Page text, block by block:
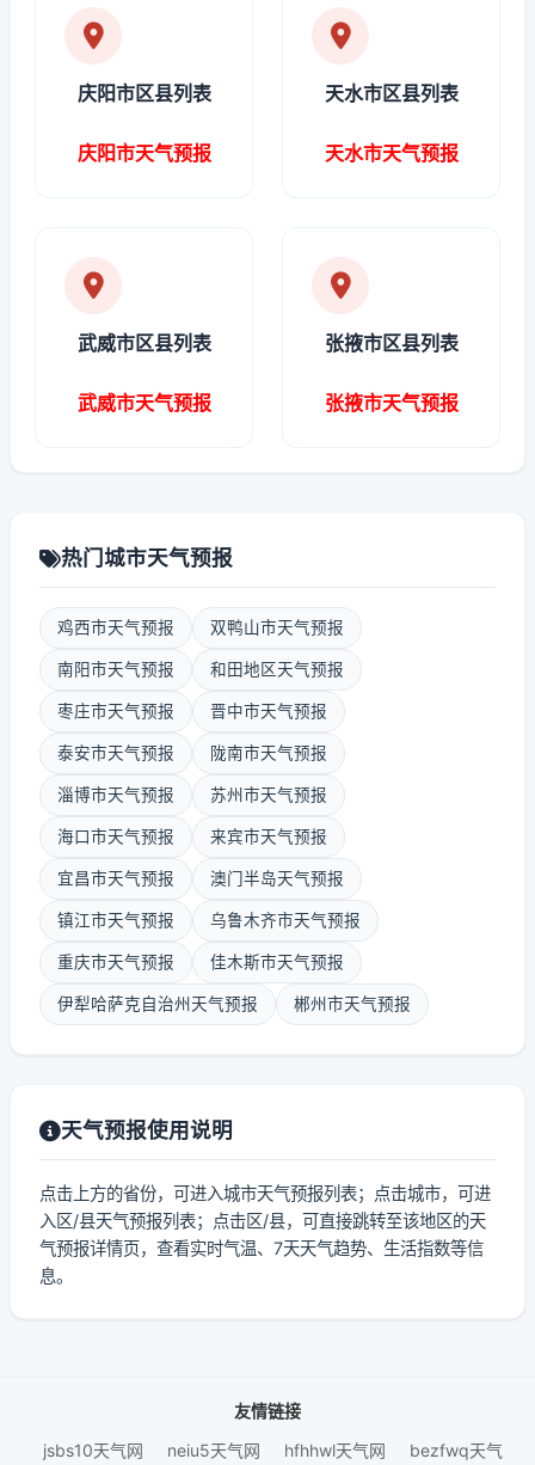
庆阳市区县列表
庆阳市天气预报
天水市区县列表
天水市天气预报
武威市区县列表
武威市天气预报
张掖市区县列表
张掖市天气预报
热门城市天气预报
鸡西市天气预报 双鸭山市天气预报
南阳市天气预报 和田地区天气预报
枣庄市天气预报 晋中市天气预报
泰安市天气预报 陇南市天气预报
淄博市天气预报 苏州市天气预报
海口市天气预报 来宾市天气预报
宜昌市天气预报 澳门半岛天气预报
镇江市天气预报 乌鲁木齐市天气预报
重庆市天气预报 佳木斯市天气预报
伊犁哈萨克自治州天气预报 郴州市天气预报
天气预报使用说明
点击上方的省份，可进入城市天气预报列表；点击城市，可进
入区/县天气预报列表；点击区/县，可直接跳转至该地区的天
气预报详情页，查看实时气温、7天天气趋势、生活指数等信
息。
友情链接
jsbs10天气网
neiu5天气网 hfhhwl天气网 bezfwq天气